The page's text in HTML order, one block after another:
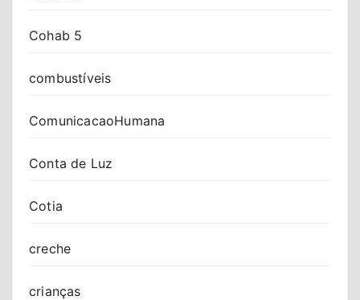
Cohab 5
combustíveis
ComunicacaoHumana
Conta de Luz
Cotia
creche
crianças